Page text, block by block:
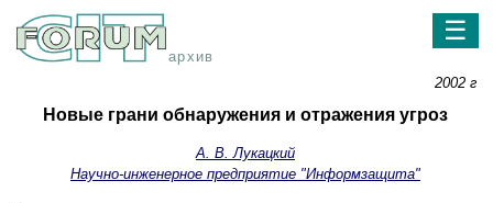
архив
☰
2002 г
Новые грани обнаружения и отражения угроз
А. В. Лукацкий
Научно-инженерное предприятие "Информзащита"